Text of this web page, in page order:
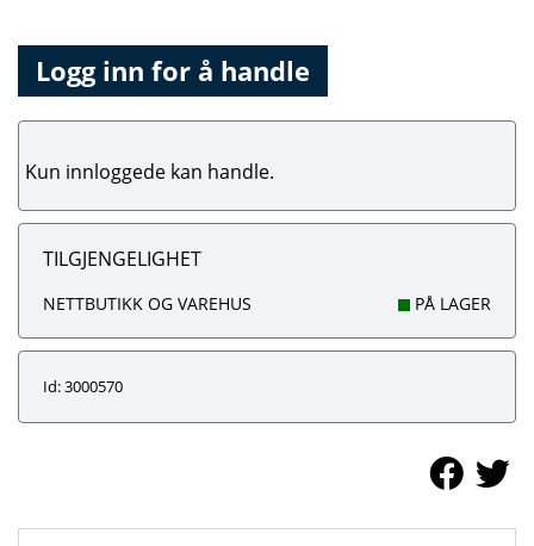
Logg inn for å handle
Kun innloggede kan handle.
TILGJENGELIGHET
NETTBUTIKK OG VAREHUS PÅ LAGER
Id: 3000570